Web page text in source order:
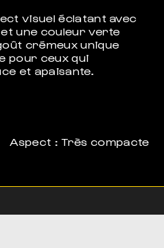
visuel éclatant avec
une couleur verte
crémeux unique
pour ceux qui
et apaisante.
Aspect : Très compacte